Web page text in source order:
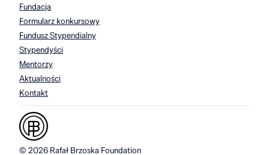
Fundacja
Formularz konkursowy
Fundusz Stypendialny
Stypendyści
Mentorzy
Aktualności
Kontakt
© 2026 Rafał Brzoska Foundation